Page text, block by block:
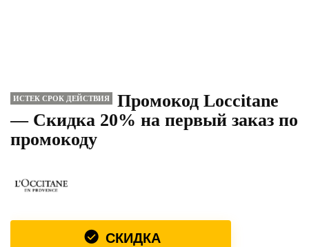
ИСТЕК СРОК ДЕЙСТВИЯ
Промокод Loccitane
— Скидка 20% на первый заказ по
промокоду
СКИДКА